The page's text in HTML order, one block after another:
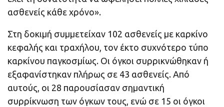
ασθενείς κάθε χρόνο».
Στη δοκιμή συμμετείχαν 102 ασθενείς με καρκίνο
κεφαλής και τραχήλου, τον έκτο συχνότερο τύπο
καρκίνου παγκοσμίως. Οι όγκοι συρρικνώθηκαν ή
εξαφανίστηκαν πλήρως σε 43 ασθενείς. Από
αυτούς, οι 28 παρουσίασαν σημαντική
συρρίκνωση των όγκων τους, ενώ σε 15 οι όγκοι